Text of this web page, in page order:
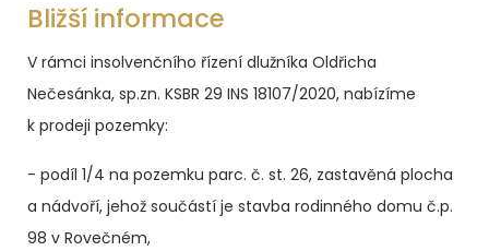
Bližší informace
V rámci insolvenčního řízení dlužníka Oldřicha
Nečesánka, sp.zn. KSBR 29 INS 18107/2020, nabízíme
k prodeji pozemky:
- podíl 1/4 na pozemku parc. č. st. 26, zastavěná plocha
a nádvoří, jehož součástí je stavba rodinného domu č.p.
98 v Rovečném,